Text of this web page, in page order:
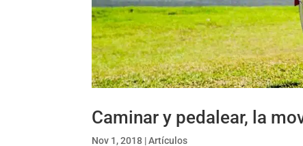
Caminar y pedalear, la
Nov 1, 2018 |Artículos